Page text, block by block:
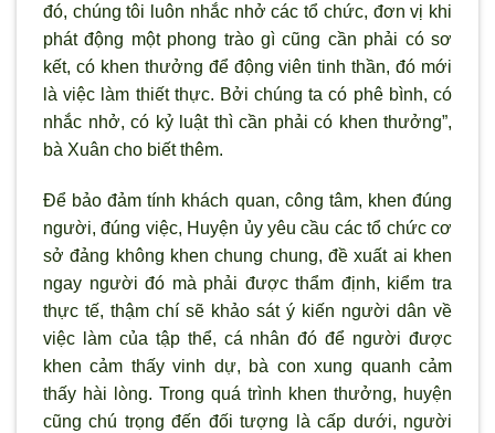
đó, chúng tôi luôn nhắc nhở các tổ chức, đơn vị khi
phát động một phong trào gì cũng cần phải có sơ
kết, có khen thưởng để động viên tinh thần, đó mới
là việc làm thiết thực. Bởi chúng ta có phê bình, có
nhắc nhở, có kỷ luật thì cần phải có khen thưởng”,
bà Xuân cho biết thêm.
Để bảo đảm tính khách quan, công tâm, khen đúng
người, đúng việc, Huyện ủy yêu cầu các tổ chức cơ
sở đảng không khen chung chung, đề xuất ai khen
ngay người đó mà phải được thẩm định, kiểm tra
thực tế, thậm chí sẽ khảo sát ý kiến người dân về
việc làm của tập thể, cá nhân đó để người được
khen cảm thấy vinh dự, bà con xung quanh cảm
thấy hài l òng. Trong quá trình khen thưởng, huyện
cũng chú trọng đến đối tượng là cấp dưới, người